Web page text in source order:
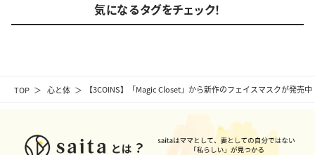
TOP 心と体 【3COINS】「Magic Closet」から新作のフェイスマスクが発売中
気になるタグをチェック！